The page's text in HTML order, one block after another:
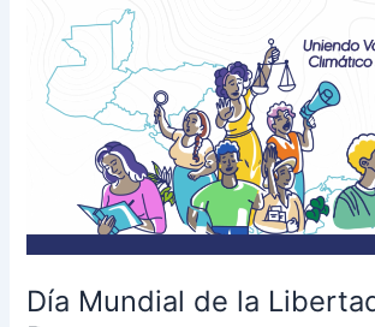
Día Mundial de la
Mundial
Libertad